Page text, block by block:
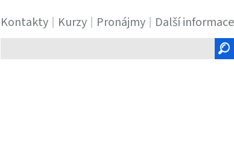
Kontakty Kurzy Pronájmy
Další informace
text